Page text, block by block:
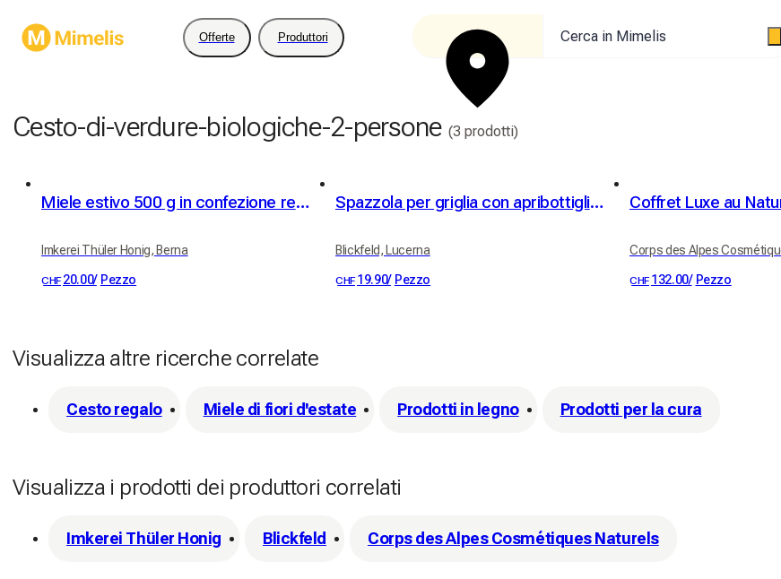
Offerte Produttori Cerca in Mimelis
Cesto-di-verdure-biologiche-2-persone (3 prodotti)
Miele estivo 500 g in confezione regalo
Imkerei Thüler Honig, Berna
CHF 20.00/ Pezzo
Spazzola per griglia con apribottiglie integrato
Blickfeld, Lucerna
CHF 19.90/ Pezzo
Coffret Luxe au
Corps des Alpes
CHF 132.00/ Pezzo
Visualizza altre ricerche correlate
Cesto regalo Miele di fiori d'estate Prodotti in legno Prodotti per la cura
Visualizza i prodotti dei produttori correlati
Imkerei Thüler Honig Blickfeld Corps des Alpes Cosmétiques Naturels